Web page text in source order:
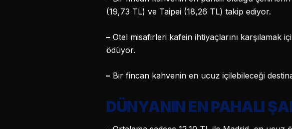
(19,73 TL) ve Taipei (18,26 TL) takip ediyor.
– Otel misafirleri kafein ihtiyaçlarını karşılamak
ödüyor.
– Bir fincan kahvenin en ucuz içilebileceği
DÜNYANIN EN PAHALI